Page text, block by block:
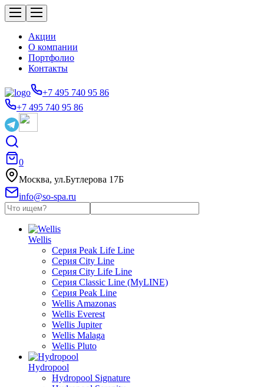
Акции
О компании
Портфолио
Контакты
+7 495 740 95 86
+7 495 740 95 86
0
Москва, ул.Бутлерова 17Б
info@so-spa.ru
Wellis
Серия Peak Life Line
Серия City Line
Серия City Life Line
Серия Classic Line (MyLINE)
Серия Peak Line
Wellis Amazonas
Wellis Everest
Wellis Jupiter
Wellis Malaga
Wellis Pluto
Hydropool
Hydropool Signature